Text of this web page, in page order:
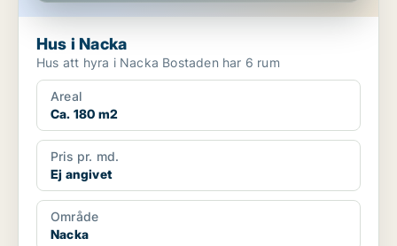
Hus i Nacka
Hus att hyra i Nacka Bostaden har 6 rum
Areal
Ca. 180 m2
Pris pr. md.
Ej angivet
Område
Nacka